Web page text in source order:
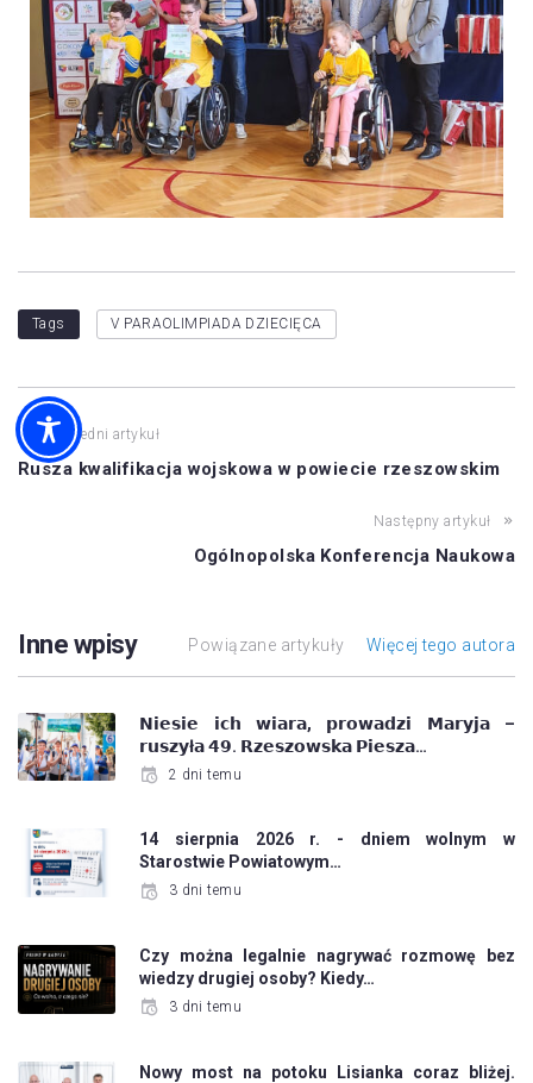
Tags V PARAOLIMPIADA DZIECIĘCA
Poprzedni artykuł
Rusza kwalifikacja wojskowa w powiecie rzeszowskim
Następny artykuł
Ogólnopolska Konferencja Naukowa
Inne wpisy Powiązane artykuły Więcej tego autora
𝗡𝗶𝗲𝘀𝗶𝗲 𝗶𝗰𝗵 𝘄𝗶𝗮𝗿𝗮, 𝗽𝗿𝗼𝘄𝗮𝗱𝘇𝗶 𝗠𝗮𝗿𝘆𝗷𝗮 –
𝗿𝘂𝘀𝘇𝘆ł𝗮 𝟰𝟵. 𝗥𝘇𝗲𝘀𝘇𝗼𝘄𝘀𝗸𝗮 𝗣𝗶𝗲𝘀𝘇𝗮…
2 dni temu
14 sierpnia 2026 r. - dniem wolnym w
Starostwie Powiatowym…
3 dni temu
Czy można legalnie nagrywać rozmowę bez
wiedzy drugiej osoby? Kiedy…
3 dni temu
Nowy most na potoku Lisianka coraz bliżej.